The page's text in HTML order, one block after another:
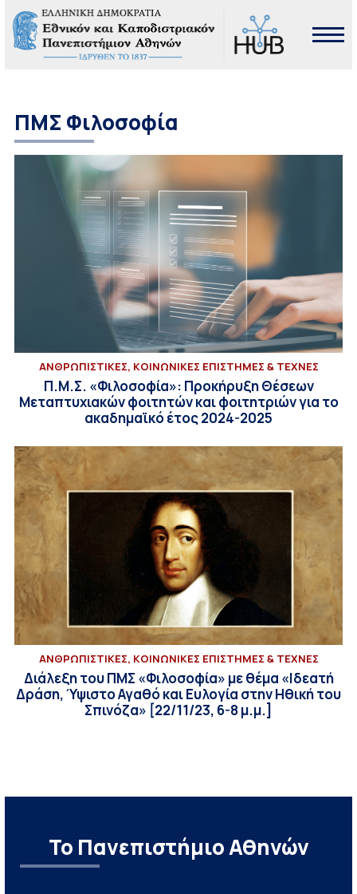
ΠΜΣ Φιλοσοφία
ΑΝΘΡΩΠΙΣΤΙΚΕΣ, ΚΟΙΝΩΝΙΚΕΣ ΕΠΙΣΤΗΜΕΣ & ΤΕΧΝΕΣ
Π.Μ.Σ. «Φιλοσοφία»: Προκήρυξη Θέσεων
Μεταπτυχιακών φοιτητών και φοιτητριών για το
ακαδημαϊκό έτος 2024-2025
ΑΝΘΡΩΠΙΣΤΙΚΕΣ, ΚΟΙΝΩΝΙΚΕΣ ΕΠΙΣΤΗΜΕΣ & ΤΕΧΝΕΣ
Διάλεξη του ΠΜΣ «Φιλοσοφία» με θέμα «Ιδεατή
Δράση, Ύψιστο Αγαθό και Ευλογία στην Ηθική του
Σπινόζα» [22/11/23, 6-8 μ.μ.]
Το Πανεπιστήμιο Αθηνών